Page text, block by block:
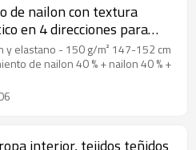
de nailon con textura
en 4 direcciones para
y de baño.
y elastano - 150 g/m² 147-152 cm
de nailon 40 % + nailon 40 % +
interior, tejidos teñidos